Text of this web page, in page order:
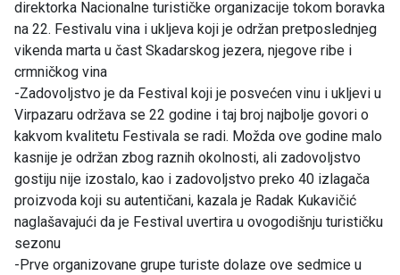
direktorka Nacionalne turističke organizacije tokom boravka
na 22. Festivalu vina i ukljeva koji je održan pretposlednjeg
vikenda marta u čast Skadarskog jezera, njegove ribe i
crmničkog vina
-Zadovoljstvo je da Festival koji je posvećen vinu i ukljevi u
Virpazaru održava se 22 godine i taj broj najbolje govori o
kakvom kvalitetu Festivala se radi. Možda ove godine malo
kasnije je održan zbog raznih okolnosti, ali zadovoljstvo
gostiju nije izostalo, kao i zadovoljstvo preko 40 izlagača
proizvoda koji su autentičani, kazala je Radak Kukavičić
naglašavajući da je Festival uvertira u ovogodišnju turističku
sezonu
-Prve organizovane grupe turiste dolaze ove sedmice u